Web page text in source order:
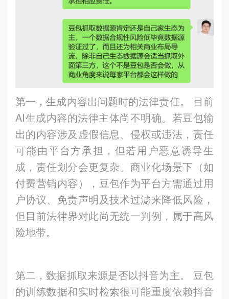
第一，生成内容出问题时的法律责任。 目前
AI生成内容的法律主体尚不明确。若豆包输
出的内容涉及虚假信息、侵权或违法，责任
可能由平台方承担，但若用户恶意诱导生
成，责任划分会更复杂。商业化场景下（如
付费营销内容），豆包作为平台方需通过用
户协议、免责声明及技术过滤来降低风险，
但目前法律界对此尚无统一判例，属于高风
险地带。
第二，数据抓取来源是否以抖音为主。 豆包
的训练数据和实时检索很可能重度依赖抖音